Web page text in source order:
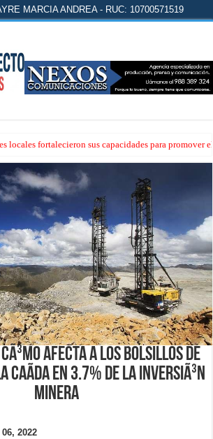
MARCIA ANDREA - RUC: 10700571519
locales fortalecieron sus capacidades para promover
CÃ³mo afecta a los bolsillos de
caÃ­da en 3.7% de la inversiÃ³n
minera
2022